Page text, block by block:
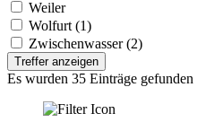
Weiler
Wolfurt (1)
Zwischenwasser (2)
Treffer anzeigen
Es wurden 35 Einträge gefunden